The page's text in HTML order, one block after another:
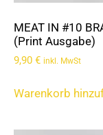
MEAT IN #10
(Print Ausgabe)
9,90 € inkl. MwSt
Warenkorb